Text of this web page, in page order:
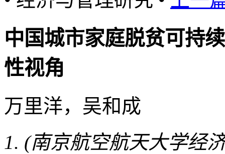
中国城市家庭脱贫可持
性视角
万里洋，吴和成
(南京航空航天大学经